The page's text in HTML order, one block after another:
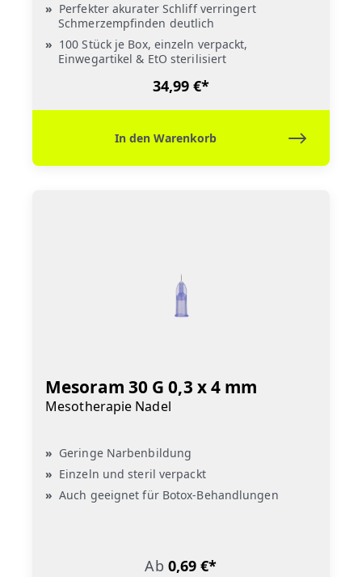
Perfekter akurater Schliff verringert
Schmerzempfinden deutlich
100 Stück je Box, einzeln verpackt,
Einwegartikel & EtO sterilisiert
34,99 €*
In den Warenkorb
Mesoram 30 G 0,3 x 4 mm
Mesotherapie Nadel
Geringe Narbenbildung
Einzeln und steril verpackt
Auch geeignet für Botox-Behandlungen
Ab 0,69 €*